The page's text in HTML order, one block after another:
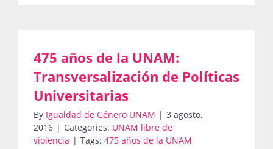
475 años de la UNAM:
Transversalización de Políticas
Universitarias
By Igualdad de Género UNAM | 3 agosto,
2016 | Categories: UNAM libre de
violencia | Tags: 475 años de la UNAM